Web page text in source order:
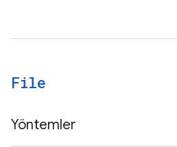
File
Yöntemler